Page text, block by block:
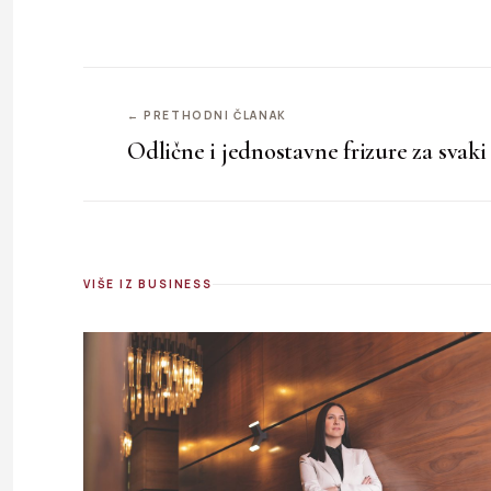
← PRETHODNI ČLANAK
Odlične i jednostavne frizure za
VIŠE IZ BUSINESS